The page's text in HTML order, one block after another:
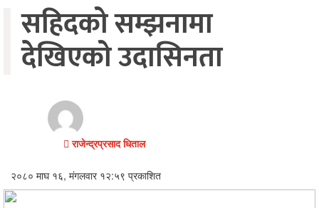
प्रदेश
राजनीति
अर्थतन्त्र
स्वास्थ्य
अन्तर्राष्ट्रिय
मनोरन्जन
अन्तरवार्ता/
सहिदको सम्झनामा
देखिएको उदासिनता
राजेन्द्रप्रसाद धिताल
२०८० माघ १६, मंगलवार १२:५९ प्रकाशित